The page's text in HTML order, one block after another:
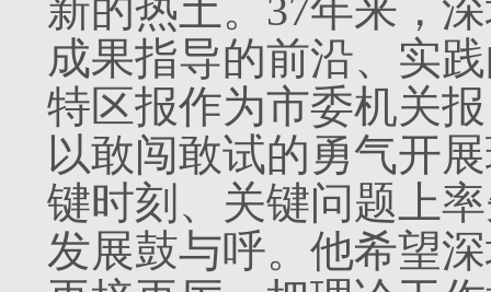
新的热土。37年来，
成果指导的前沿、实
特区报作为市委机关
以敢闯敢试的勇气开
键时刻、关键问题上
发展鼓与呼。他希望